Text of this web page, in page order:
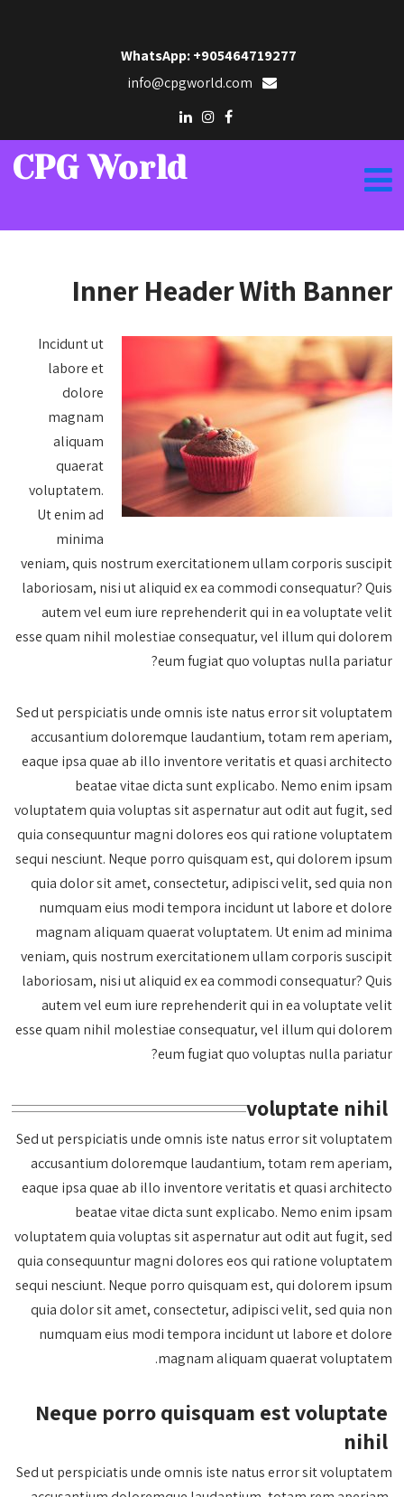
WhatsApp: +905464719277
CPG World
Inner Header With Banner
Incidunt ut
labore et
dolore
magnam
aliquam
quaerat
voluptatem.
Ut enim ad
minima
veniam, quis nostrum exercitationem ullam corporis suscipit
laboriosam, nisi ut aliquid ex ea commodi consequatur? Quis
autem vel eum iure reprehenderit qui in ea voluptate velit
esse quam nihil molestiae consequatur, vel illum qui dolorem
eum fugiat quo voluptas nulla pariatur?
Sed ut perspiciatis unde omnis iste natus error sit voluptatem
accusantium doloremque laudantium, totam rem aperiam,
eaque ipsa quae ab illo inventore veritatis et quasi architecto
beatae vitae dicta sunt explicabo. Nemo enim ipsam
voluptatem quia voluptas sit aspernatur aut odit aut fugit, sed
quia consequuntur magni dolores eos qui ratione voluptatem
sequi nesciunt. Neque porro quisquam est, qui dolorem ipsum
quia dolor sit amet, consectetur, adipisci velit, sed quia non
numquam eius modi tempora incidunt ut labore et dolore
magnam aliquam quaerat voluptatem. Ut enim ad minima
veniam, quis nostrum exercitationem ullam corporis suscipit
laboriosam, nisi ut aliquid ex ea commodi consequatur? Quis
autem vel eum iure reprehenderit qui in ea voluptate velit
esse quam nihil molestiae consequatur, vel illum qui dolorem
eum fugiat quo voluptas nulla pariatur?
voluptate nihil
Sed ut perspiciatis unde omnis iste natus error sit voluptatem
accusantium doloremque laudantium, totam rem aperiam,
eaque ipsa quae ab illo inventore veritatis et quasi architecto
beatae vitae dicta sunt explicabo. Nemo enim ipsam
voluptatem quia voluptas sit aspernatur aut odit aut fugit, sed
quia consequuntur magni dolores eos qui ratione voluptatem
sequi nesciunt. Neque porro quisquam est, qui dolorem ipsum
quia dolor sit amet, consectetur, adipisci velit, sed quia non
numquam eius modi tempora incidunt ut labore et dolore
magnam aliquam quaerat voluptatem.
Neque porro quisquam est voluptate
nihil
Sed ut perspiciatis unde omnis iste natus error sit voluptatem